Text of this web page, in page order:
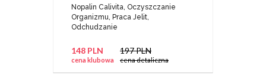
Nopalin Calivita, Oczyszczanie
Organizmu, Praca Jelit,
Odchudzanie
148 PLN
cena klubowa
197 PLN
cena detaliczna